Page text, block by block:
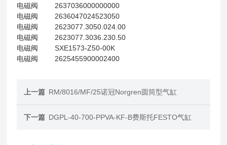
电磁阀
2637036000000000
电磁阀
2636047024523050
电磁阀
2623077.3050.024.00
电磁阀
2623077.3036.230.50
电磁阀
SXE1573-Z50-00K
电磁阀
2625455900002400
上一篇 RM/8016/MF/25诺冠Norgren圆筒型气缸
下一篇 DGPL-40-700-PPVA-KF-B费斯托FESTO气缸